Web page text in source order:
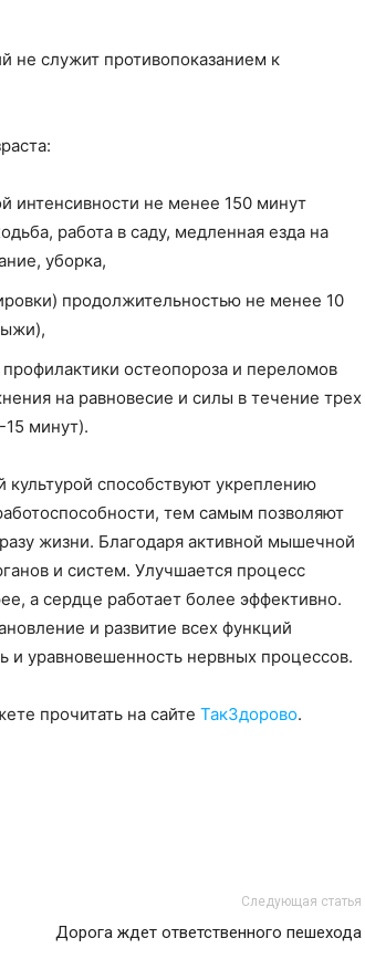
не служит противопоказанием к
интенсивности не менее 150 минут
работа в саду, медленная езда на
уборка,
продолжительностью не менее 10
остеопороза и переломов
на равновесие и силы в течение трех
минут).
культурой способствуют укреплению
тем самым позволяют
жизни. Благодаря активной мышечной
и систем. Улучшается процесс
а сердце работает более эффективно.
и развитие всех функций
и уравновешенность нервных процессов.
прочитать на сайте ТакЗдорово.
Следующая статья
Дорога ждет ответственного пешехода